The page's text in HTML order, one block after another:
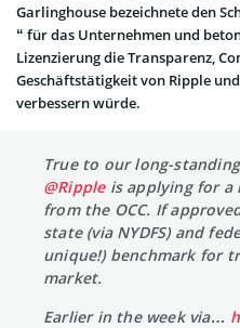
Garlinghouse bezeichnete den
“ für das Unternehmen und
Lizenzierung die Transparenz,
Geschäftstätigkeit von Ripple
verbessern würde.
True to our long-
@Rippleis applying for a
from the OCC. If
state (via NYDFS) and
unique!) benchmark for
market.
Earlier in the week via…